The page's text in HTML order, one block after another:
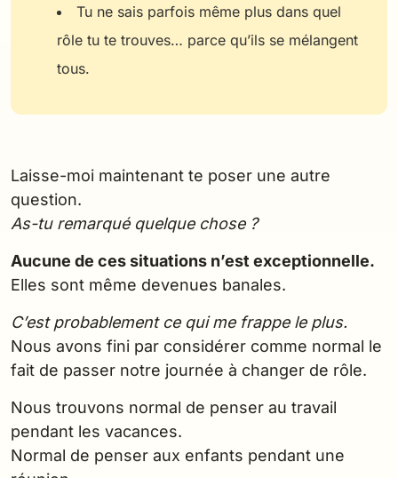
Tu ne sais parfois même plus dans quel
rôle tu te trouves… parce qu’ils se mélangent
tous.
Laisse-moi maintenant te poser une autre
question.
As-tu remarqué quelque chose ?
Aucune de ces situations n’est exceptionnelle.
Elles sont même devenues banales.
C’est probablement ce qui me frappe le plus.
Nous avons fini par considérer comme normal le
fait de passer notre journée à changer de rôle.
Nous trouvons normal de penser au travail
pendant les vacances.
Normal de penser aux enfants pendant une